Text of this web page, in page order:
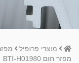
Homeמוצרי פרופיל
מפזר חום BTI-H01980